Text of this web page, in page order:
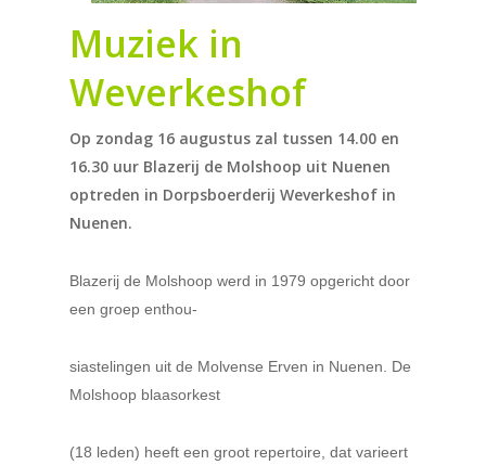
Muziek in
Weverkeshof
Op zondag 16 augustus zal tussen 14.00 en
16.30 uur Blazerij de Molshoop uit Nuenen
optreden in Dorpsboerderij Weverkeshof in
Nuenen.
Blazerij de Molshoop werd in 1979 opgericht door
een groep enthou-
siastelingen uit de Molvense Erven in Nuenen. De
Molshoop blaasorkest
(18 leden) heeft een groot repertoire, dat varieert